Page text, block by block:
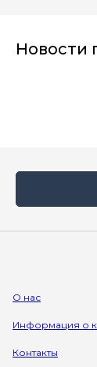
Новости
О нас
Информация о
Контакты